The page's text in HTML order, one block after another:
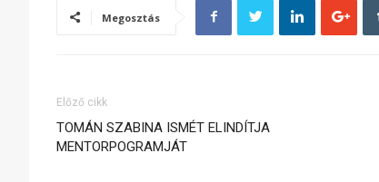
Megosztás
Előző cikk
TOMÁN SZABINA ISMÉT ELINDÍTJA
MENTORPOGRAMJÁT